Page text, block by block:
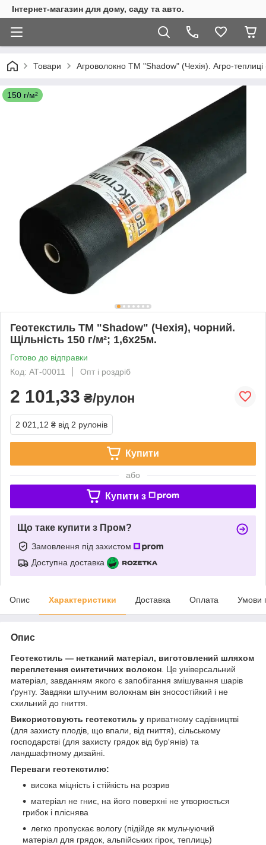
Інтернет-магазин для дому, саду та авто.
Товари Агроволокно ТМ "Shadow" (Чехія). Агро-
150 г/м²
Геотекстиль ТМ "Shadow" (Чехія), чорний.
Щільність 150 г/м²; 1,6х25м.
Готово до відправки
Код: АТ-00011
Опт і роздріб
2 101,33 ₴/рулон
2 021,12 ₴ від 2 рулонів
Купити
або
Купити з
Що таке купити з Пром?
Замовлення під захистом
Доступна доставка
Опис Характеристики Доставка Оплата Умови
Опис
Геотекстиль — нетканий матеріал, виготовлений шляхом
переплетення синтетичних волокон . Це універсальний
матеріал, завданням якого є запобігання змішування шарів
ґрунту. Завдяки штучним волокнам він зносостійкий і не
схильний до гниття.
Використовують геотекстиль у приватному садівництві
(для захисту плодів, що впали, від гниття), сільському
господарстві (для захисту грядок від бур'янів) та
ландшафтному дизайні.
Переваги геотекстилю:
висока міцність і стійкість на розрив
матеріал не гниє, на його поверхні не утворюється
грибок і пліснява
легко пропускає вологу (підійде як мульчуючий
матеріал для грядок, альпійських гірок, теплиць)